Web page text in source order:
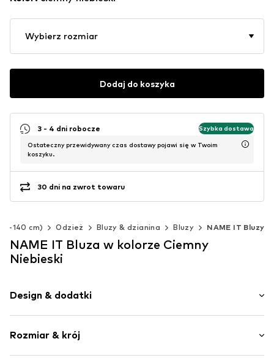
Wybierz rozmiar
Dodaj do koszyka
3 - 4 dni robocze Szybka dostawa
Ostateczny przewidywany czas dostawy pojawi się w Twoim
koszyku.
30 dni na zwrot towaru
140 cm) Odzież Bluzy & dzianina Bluzy NAME IT Bluzy
NAME IT Bluza w kolorze Ciemny
Niebieski
Design & dodatki
Dres
Okrągły dekolt
Rozmiar & krój